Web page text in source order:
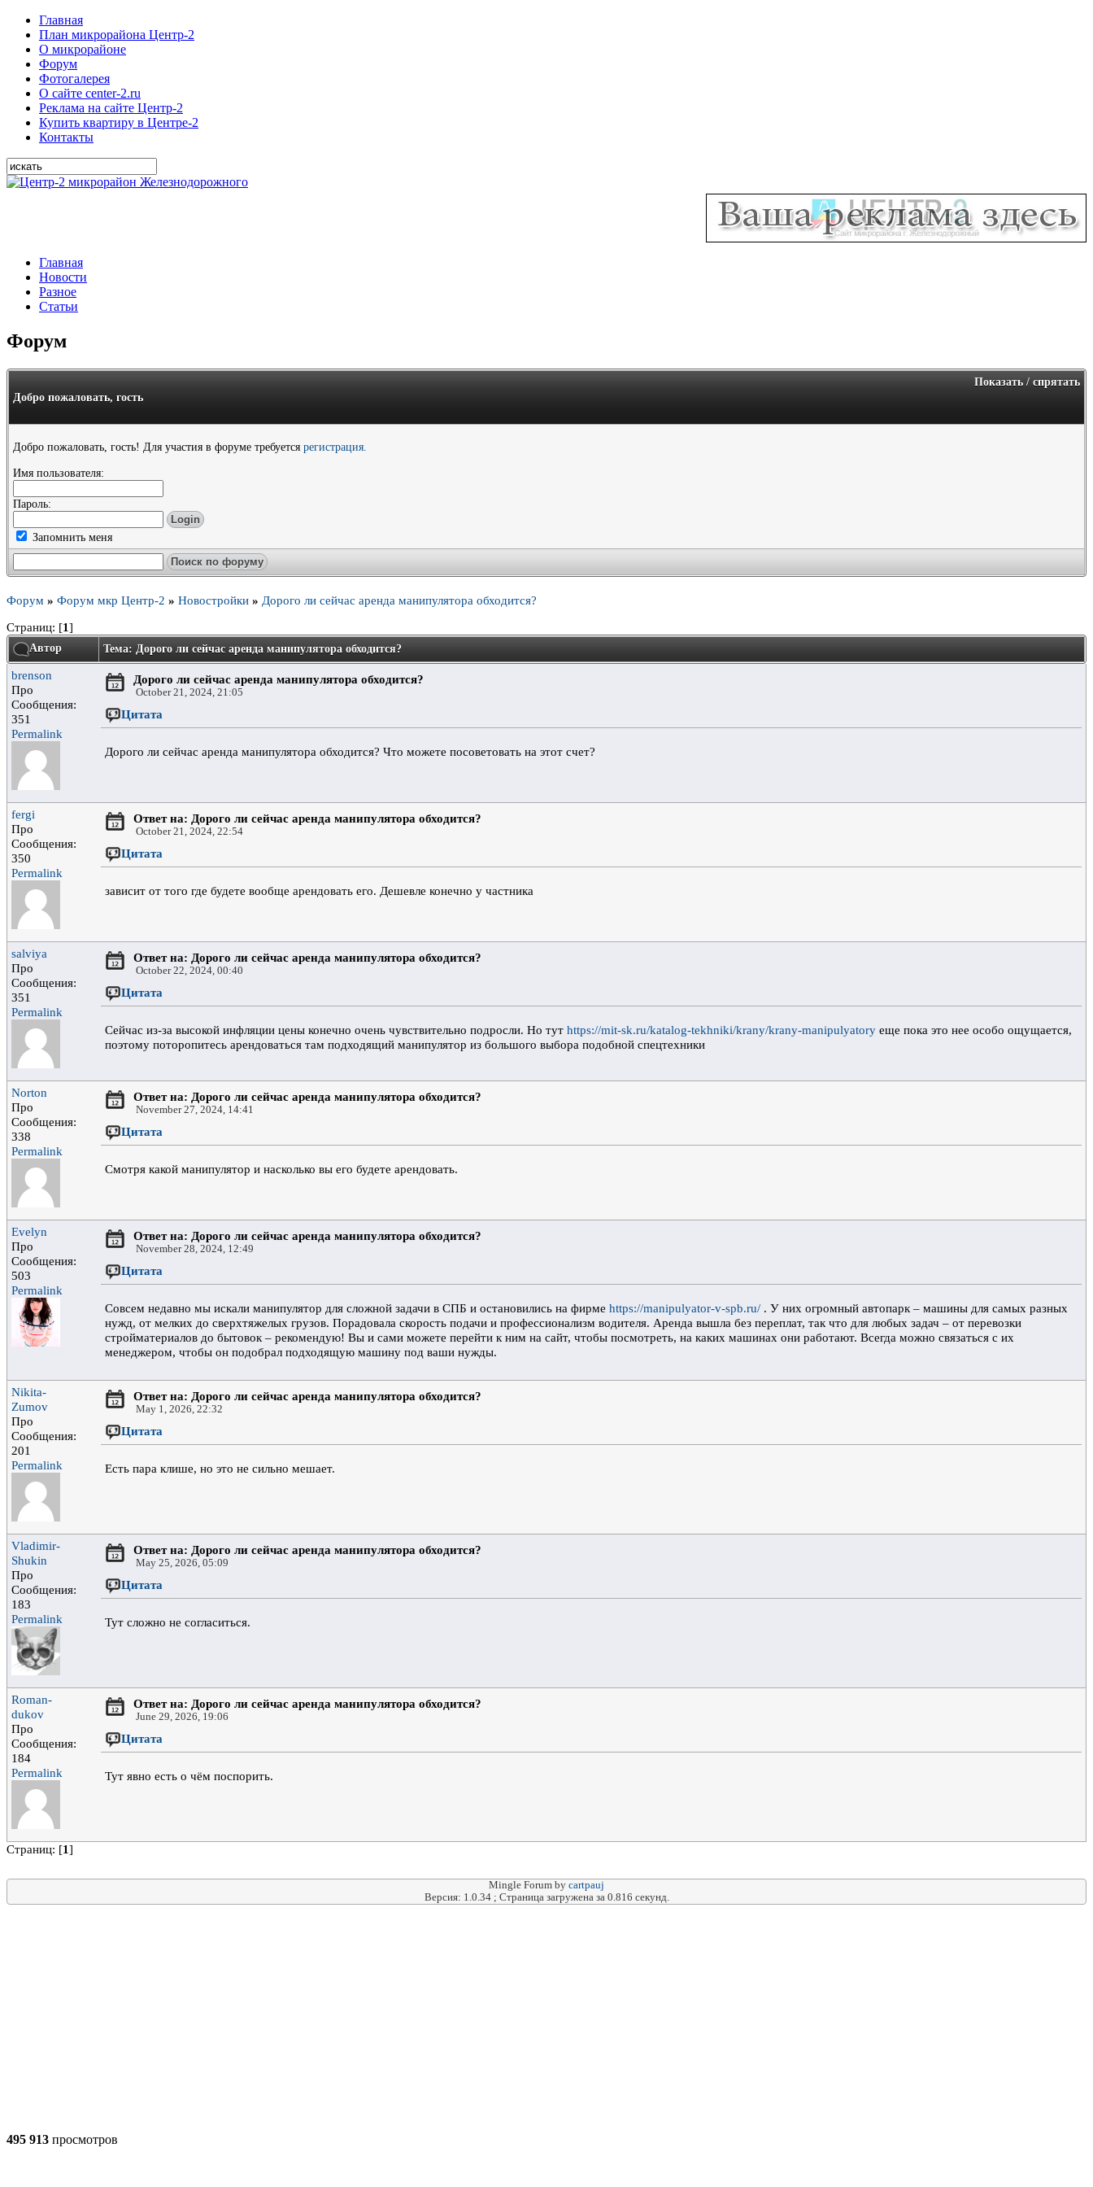
Главная
План микрорайона Центр-2
О микрорайоне
Форум
Фотогалерея
О сайте center-2.ru
Реклама на сайте Центр-2
Купить квартиру в Центре-2
Контакты
Главная
Новости
Разное
Статьи
Форум
Добро пожаловать, гость
Показать / спрятать
Добро пожаловать, гость! Для участия в форуме требуется регистрация.
Имя пользователя:
Пароль:
Запомнить меня
Форум » Форум мкр Центр-2 » Новостройки » Дорого ли сейчас аренда манипулятора обходится?
Страниц: [1]
Автор Тема: Дорого ли сейчас аренда манипулятора обходится?
brenson
Про
Сообщения:
351
Permalink
Дорого ли сейчас аренда манипулятора обходится?
October 21, 2024, 21:05
Цитата
Дорого ли сейчас аренда манипулятора обходится? Что можете посоветовать на этот счет?
fergi
Про
Сообщения:
350
Permalink
Ответ на: Дорого ли сейчас аренда манипулятора обходится?
October 21, 2024, 22:54
Цитата
зависит от того где будете вообще арендовать его. Дешевле конечно у частника
salviya
Про
Сообщения:
351
Permalink
Ответ на: Дорого ли сейчас аренда манипулятора обходится?
October 22, 2024, 00:40
Цитата
Сейчас из-за высокой инфляции цены конечно очень чувствительно подросли. Но тут https://mit-sk.ru/katalog-tekhniki/krany/krany-manipulyatory еще пока это нее особо ощущается,
поэтому поторопитесь арендоваться там подходящий манипулятор из большого выбора подобной спецтехники
Norton
Про
Сообщения:
338
Permalink
Ответ на: Дорого ли сейчас аренда манипулятора обходится?
November 27, 2024, 14:41
Цитата
Смотря какой манипулятор и насколько вы его будете арендовать.
Evelyn
Про
Сообщения:
503
Permalink
Ответ на: Дорого ли сейчас аренда манипулятора обходится?
November 28, 2024, 12:49
Цитата
Совсем недавно мы искали манипулятор для сложной задачи в СПБ и остановились на фирме https://manipulyator-v-spb.ru/ . У них огромный автопарк – машины для самых разных
нужд, от мелких до сверхтяжелых грузов. Порадовала скорость подачи и профессионализм водителя. Аренда вышла без переплат, так что для любых задач – от перевозки
стройматериалов до бытовок – рекомендую! Вы и сами можете перейти к ним на сайт, чтобы посмотреть, на каких машинах они работают. Всегда можно связаться с их
менеджером, чтобы он подобрал подходящую машину под ваши нужды.
Nikita-
Zumov
Про
Сообщения:
201
Permalink
Ответ на: Дорого ли сейчас аренда манипулятора обходится?
May 1, 2026, 22:32
Цитата
Есть пара клише, но это не сильно мешает.
Vladimir-
Shukin
Про
Сообщения:
183
Permalink
Ответ на: Дорого ли сейчас аренда манипулятора обходится?
May 25, 2026, 05:09
Цитата
Тут сложно не согласиться.
Roman-
dukov
Про
Сообщения:
184
Permalink
Ответ на: Дорого ли сейчас аренда манипулятора обходится?
June 29, 2026, 19:06
Цитата
Тут явно есть о чём поспорить.
Страниц: [1]
Mingle Forum by cartpauj
Версия: 1.0.34 ; Страница загружена за 0.816 секунд.
495 913 просмотров